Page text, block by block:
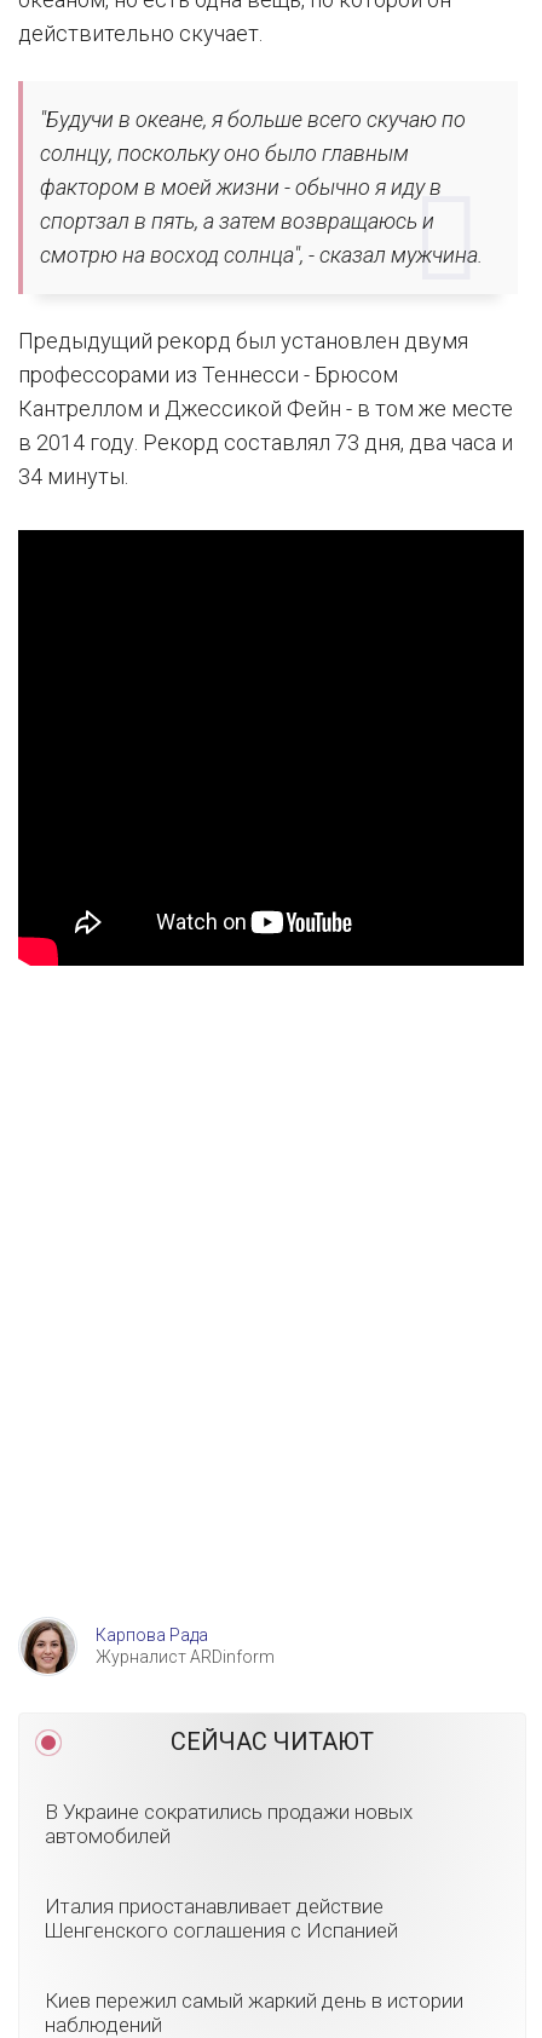
действительно скучает.
"Будучи в океане, я больше всего скучаю по
солнцу, поскольку оно было главным
фактором в моей жизни - обычно я иду в
спортзал в пять, а затем возвращаюсь и
смотрю на восход солнца", - сказал мужчина.
Предыдущий рекорд был установлен двумя
профессорами из Теннесси - Брюсом
Кантреллом и Джессикой Фейн - в том же месте
в 2014 году. Рекорд составлял 73 дня, два часа и
34 минуты.
Карпова Рада
Журналист ARDinform
СЕЙЧАС ЧИТАЮТ
В Украине сократились продажи новых
автомобилей
Италия приостанавливает действие
Шенгенского соглашения с Испанией
Киев пережил самый жаркий день в истории
наблюдений